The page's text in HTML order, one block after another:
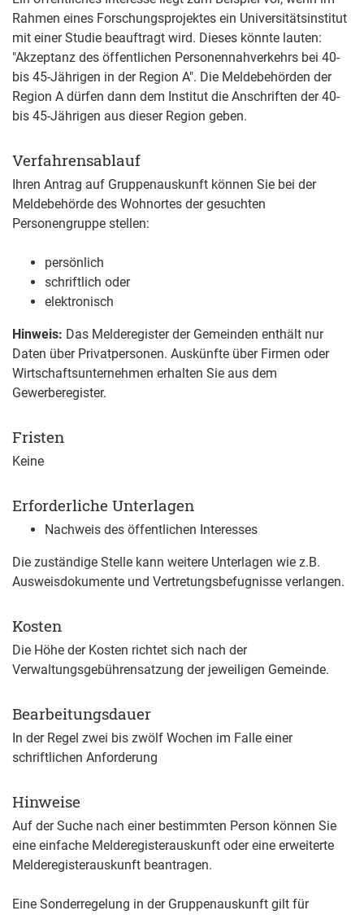
Rahmen eines Forschungsprojektes ein Universitätsinstitut
mit einer Studie beauftragt wird. Dieses könnte lauten:
"Akzeptanz des öffentlichen Personennahverkehrs bei 40-
bis 45-Jährigen in der Region A". Die Meldebehörden der
Region A dürfen dann dem Institut die Anschriften der 40-
bis 45-Jährigen aus dieser Region geben.
Verfahrensablauf
Ihren Antrag auf Gruppenauskunft können Sie bei der
Meldebehörde des Wohnortes der gesuchten
Personengruppe stellen:
persönlich
schriftlich oder
elektronisch
Hinweis: Das Melderegister der Gemeinden enthält nur
Daten über Privatpersonen. Auskünfte über Firmen oder
Wirtschaftsunternehmen erhalten Sie aus dem
Gewerberegister.
Fristen
Keine
Erforderliche Unterlagen
Nachweis des öffentlichen Interesses
Die zuständige Stelle kann weitere Unterlagen wie z.B.
Ausweisdokumente und Vertretungsbefugnisse verlangen.
Kosten
Die Höhe der Kosten richtet sich nach der
Verwaltungsgebührensatzung der jeweiligen Gemeinde.
Bearbeitungsdauer
In der Regel zwei bis zwölf Wochen im Falle einer
schriftlichen Anforderung
Hinweise
Auf der Suche nach einer bestimmten Person können Sie
eine einfache Melderegisterauskunft oder eine erweiterte
Melderegisterauskunft beantragen.
Eine Sonderregelung in der Gruppenauskunft gilt für